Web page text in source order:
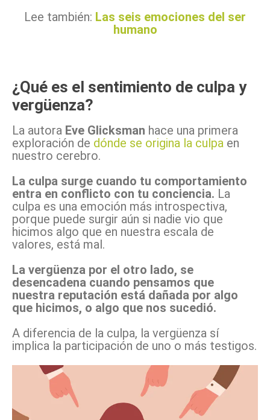
Lee también: Las seis emociones del ser
humano
¿Qué es el sentimiento de culpa y
vergüenza?
La autora Eve Glicksman hace una primera
exploración de dónde se origina la culpa en
nuestro cerebro.
La culpa surge cuando tu comportamiento
entra en conflicto con tu conciencia. La
culpa es una emoción más introspectiva,
porque puede surgir aún si nadie vio que
hicimos algo que en nuestra escala de
valores, está mal.
La vergüenza por el otro lado, se
desencadena cuando pensamos que
nuestra reputación está dañada por algo
que hicimos, o algo que nos sucedió.
A diferencia de la culpa, la vergüenza sí
implica la participación de uno o más testigos.